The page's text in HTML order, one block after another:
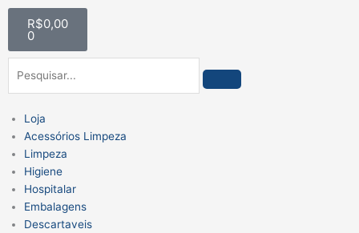
conteúdo
R$0,00
0
Carrinho
Loja
Acessórios Limpeza
Limpeza
Higiene
Hospitalar
Embalagens
Descartaveis